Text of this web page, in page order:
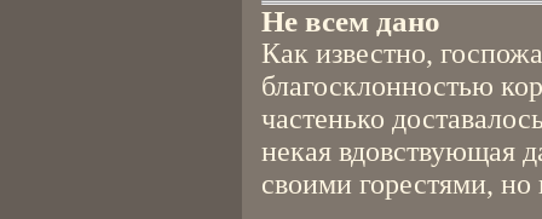
Не всем дано
Как известно,
благосклонностью
частенько
некая вдовствующая
своими горестями, но